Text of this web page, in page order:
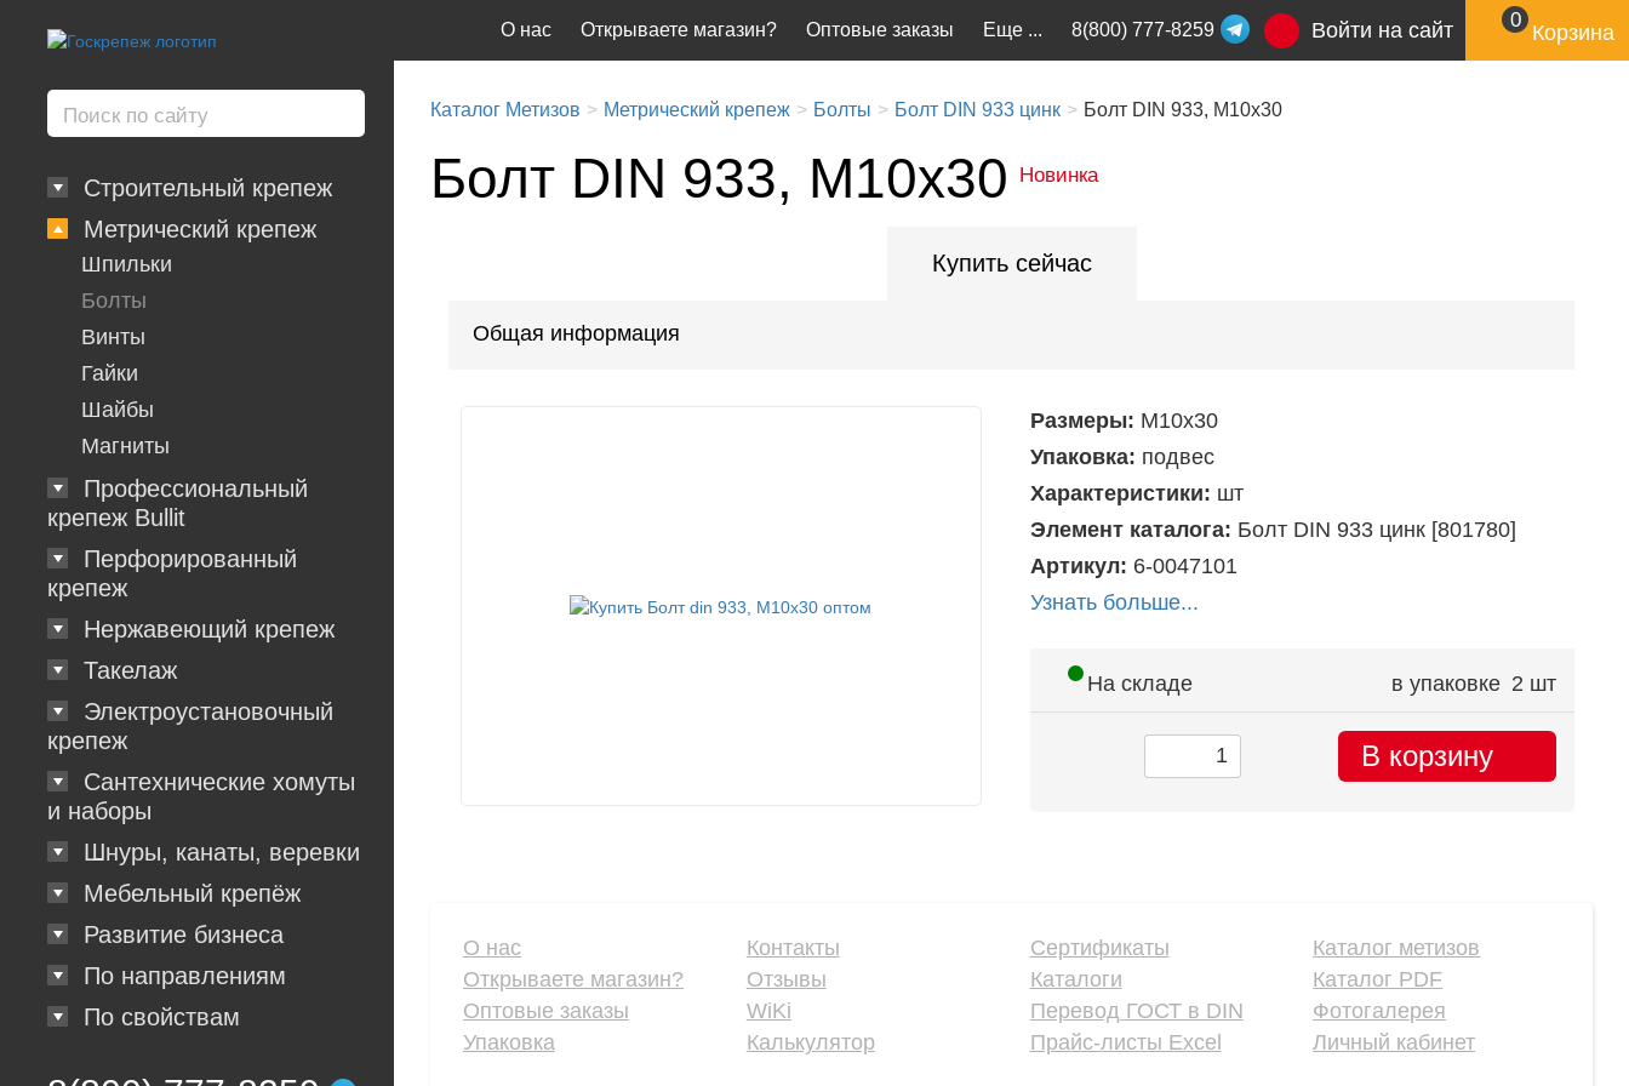
Строительный крепеж
Метрический крепеж
Шпильки
Болты
Винты
Гайки
Шайбы
Магниты
Профессиональный
крепеж Bullit
Перфорированный
крепеж
Нержавеющий крепеж
Такелаж
Электроустановочный
крепеж
Сантехнические хомуты
и наборы
Шнуры, канаты, веревки
Мебельный крепёж
Развитие бизнеса
По направлениям
По свойствам
Еще ...
О нас Открываете магазин? Оптовые заказы 8(800) 777-8259 Войти на сайт 0
Корзина
Каталог Метизов Метрический крепеж Болты Болт DIN 933 цинк Болт DIN 933, М10x30
Болт DIN 933, М10x30 Новинка
Купить сейчас
Общая информация
Размеры: М10х30
Упаковка: подвес
Характеристики: шт
Элемент каталога: Болт DIN 933 цинк [801780]
Артикул: 6-0047101
Узнать больше...
На складе в упаковке 2 шт
В корзину
О нас
Открываете магазин?
Оптовые заказы
Упаковка
Контакты
Отзывы
WiKi
Калькулятор
Сертификаты
Каталоги
Перевод ГОСТ в DIN
Прайс-листы Excel
Каталог метизов
Каталог PDF
Фотогалерея
Личный кабинет